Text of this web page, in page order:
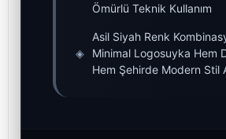
Ömürlü Teknik Kullanım
◈
Asil Siyah Renk
Minimal Logosuyka Hem
Hem Şehirde Modern Stil